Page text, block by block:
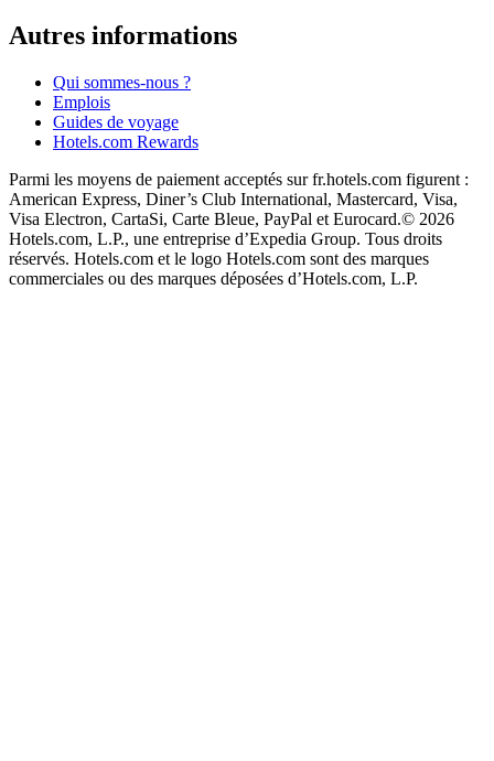
Autres informations
Qui sommes-nous ?
Emplois
Guides de voyage
Hotels.com Rewards
Parmi les moyens de paiement acceptés sur fr.hotels.com figurent :
American Express, Diner’s Club International, Mastercard, Visa,
Visa Electron, CartaSi, Carte Bleue, PayPal et Eurocard.© 2026
Hotels.com, L.P., une entreprise d’Expedia Group. Tous droits
réservés. Hotels.com et le logo Hotels.com sont des marques
commerciales ou des marques déposées d’Hotels.com, L.P.